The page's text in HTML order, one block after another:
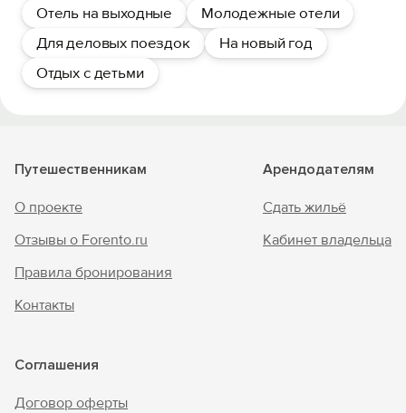
Отель на выходные
Молодежные отели
Для деловых поездок
На новый год
Отдых с детьми
Путешественникам
О проекте
Отзывы о Forento.ru
Правила бронирования
Контакты
Арендодателям
Сдать жильё
Кабинет владельца
Соглашения
Договор оферты